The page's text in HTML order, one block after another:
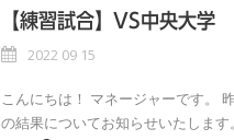
【練習試合】VS中央大学
2022 09 15
こんにちは！ マネージャーです。
の結果についてお知らせいたします